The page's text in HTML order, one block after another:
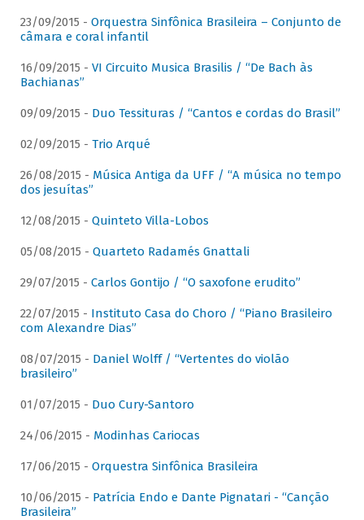
23/09/2015 - Orquestra Sinfônica Brasileira – Conjunto de
câmara e coral infantil
16/09/2015 - VI Circuito Musica Brasilis / “De Bach às
Bachianas”
09/09/2015 - Duo Tessituras / “Cantos e cordas do Brasil”
02/09/2015 - Trio Arqué
26/08/2015 - Música Antiga da UFF / “A música no tempo
dos jesuítas”
12/08/2015 - Quinteto Villa-Lobos
05/08/2015 - Quarteto Radamés Gnattali
29/07/2015 - Carlos Gontijo / “O saxofone erudito”
22/07/2015 - Instituto Casa do Choro / “Piano Brasileiro
com Alexandre Dias”
08/07/2015 - Daniel Wolff / “Vertentes do violão
brasileiro”
01/07/2015 - Duo Cury-Santoro
24/06/2015 - Modinhas Cariocas
17/06/2015 - Orquestra Sinfônica Brasileira
10/06/2015 - Patrícia Endo e Dante Pignatari - “Canção
Brasileira”